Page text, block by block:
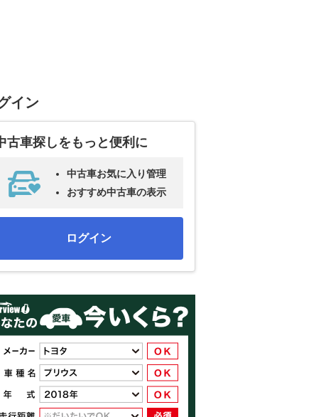
イン
古車探しをもっと便利に
中古車お気に入り管理
おすすめ中古車の表示
ログイン